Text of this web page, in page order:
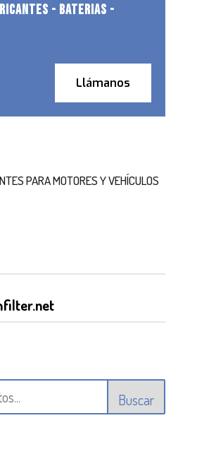
- BATERIAS -
Llámanos
PARA MOTORES Y VEHÍCULOS
Buscar